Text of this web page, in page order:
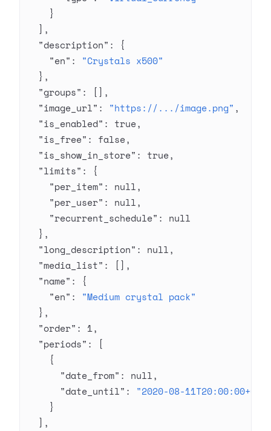
    }
  ],
  "description"
: {
    "en"
: "Crystals x500"
  },
  "groups"
: [],
  "image_url"
: "https://.../image.png" ,
  "is_enabled"
: true,
  "is_free"
: false,
  "is_show_in_store"
: true,
  "limits"
: {
    "per_item"
: null,
    "per_user"
: null,
    "recurrent_schedule"
: null
  },
  "long_description"
: null,
  "media_list"
: [],
  "name"
: {
    "en"
: "Medium crystal pack"
  },
  "order"
: 1,
  "periods"
: [
    {
      "date_from"
: null,
      "date_until"
: "2020-08-
    }
  ],